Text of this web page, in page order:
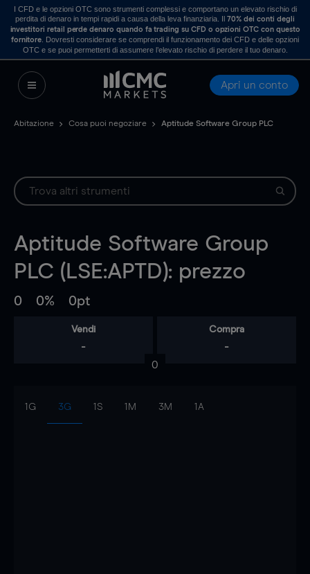
I CFD e le opzioni OTC sono strumenti complessi e comportano un elevato rischio di
perdita di denaro in tempi rapidi a causa della leva finanziaria. Il70% dei conti degli
investitori retail perde denaro quando fa trading su CFD o opzioni OTC con questo
fornitore . Dovresti considerare se comprendi il funzionamento dei CFD e delle opzioni
OTC e se puoi permetterti di assumere l’elevato rischio di perdere il tuo denaro.
Apri un conto
Abitazione Cosa puoi negoziare Aptitude Software Group PLC
Aptitude Software Group
PLC (LSE:APTD): prezzo
0 0% 0pt
Vendi
-
Compra
-
0
1G 3G 1S 1M 3M 1A